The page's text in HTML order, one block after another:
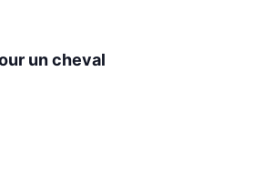
un cheval